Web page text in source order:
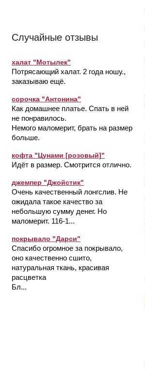
Случайные отзывы
халат "Мотылек"
Потрясающий халат. 2 года ношу.,
заказываю ещё.
сорочка "Антонина"
Как домашнее платье. Спать в ней
не понравилось.
Немого маломерит, брать на размер
больше.
кофта "Цунами [розовый]"
Идёт в размер. Смотрится отлично.
джемпер "Джойстик"
Очень качественный лонгслив. Не
ожидала такое качество за
небольшую сумму денег. Но
маломерит. 116-1...
покрывало "Дарси"
Спасибо огромное за покрывало,
оно качественно сшито,
натуральная ткань, красивая
расцветка
Бл...